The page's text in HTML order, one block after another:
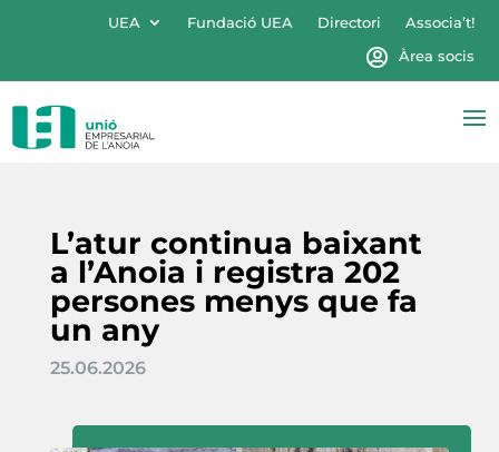
UEA Fundació UEA Directori
Associa’t!
Àrea socis
L’atur continua baixant
a l’Anoia i registra 202
persones menys que fa
un any
25.06.2026